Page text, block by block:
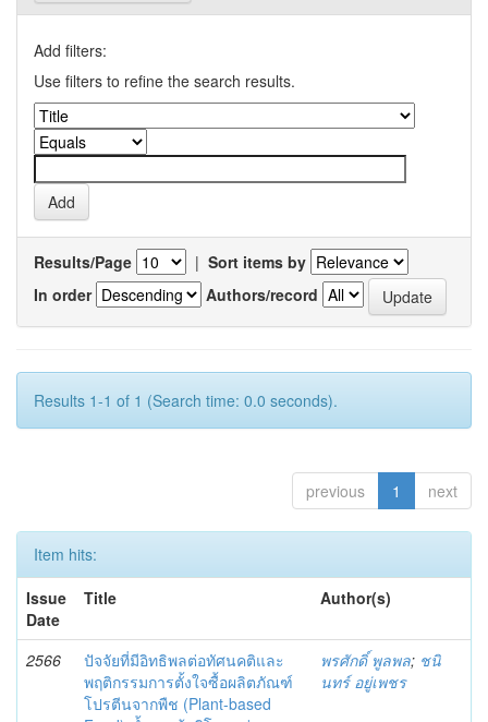
Add filters:
Use filters to refine the search results.
Results/Page | Sort items by
In order
Authors/record
Results 1-1 of 1 (Search time: 0.0 seconds).
previous 1 next
Item hits:
Issue
Date
Title Author(s)
2566
ปัจจัยที่มีอิทธิพลต่อทัศนคติและ
พฤติกรรมการตั้งใจซื้อผลิตภัณฑ์
โปรตีนจากพืช (Plant-based
พรศักดิ์ พูลพล; ชนิ
นทร์ อยู่เพชร